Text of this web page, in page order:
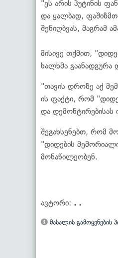
"ეს არის პუტინის
და ყალბად,
შენიღბვას, მაგრამ
მისივე თქმით,
ხალხმა გაანადგურა
"თავის დროზე აქ
ის ფაქტი, რომ
და
შეგახსენებთ, რომ
"დიდების
მონაწილეობენ.
ავტორი: . .
მასალის გამოყენების